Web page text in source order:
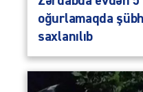
oğurlamaqda
saxlanılıb